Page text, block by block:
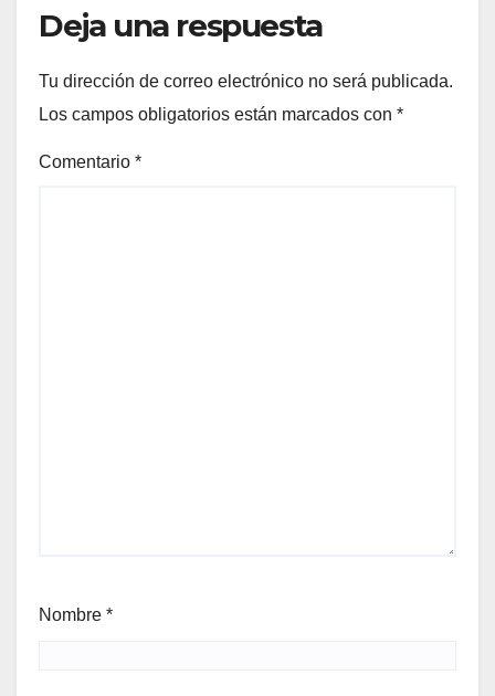
Deja una respuesta
Tu dirección de correo electrónico no será publicada.
Los campos obligatorios están marcados con *
Comentario *
Nombre *